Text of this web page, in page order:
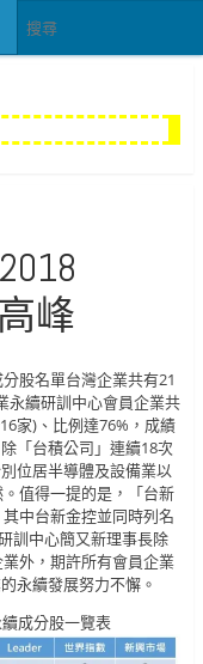
峰
股名單台灣企業共有21
永續研訓中心會員企業共
家)、比例達76%，成績
「台積公司」連續18次
位居半導體及設備業以
值得一提的是，「台新
中台新金控並同時列名
訓中心簡又新理事長除
外，期許所有會員企業
永續發展努力不懈。
成分股一覽表